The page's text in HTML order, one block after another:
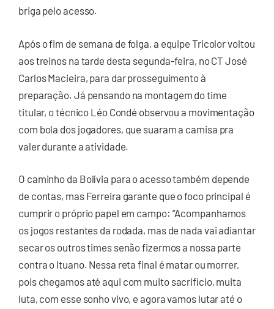
briga pelo acesso.
Após o fim de semana de folga, a equipe Tricolor voltou
aos treinos na tarde desta segunda-feira, no CT José
Carlos Macieira, para dar prosseguimento à
preparação. Já pensando na montagem do time
titular, o técnico Léo Condé observou a movimentação
com bola dos jogadores, que suaram a camisa pra
valer durante a atividade.
O caminho da Bolívia para o acesso também depende
de contas, mas Ferreira garante que o foco principal é
cumprir o próprio papel em campo: “Acompanhamos
os jogos restantes da rodada, mas de nada vai adiantar
secar os outros times senão fizermos a nossa parte
contra o Ituano. Nessa reta final é matar ou morrer,
pois chegamos até aqui com muito sacrifício, muita
luta, com esse sonho vivo, e agora vamos lutar até o